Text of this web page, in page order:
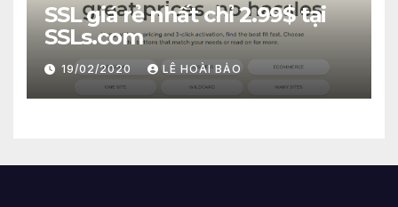
SSL giá rẻ nhất chỉ 2.99$ tại
SSLs.com
19/02/2020 LÊ HOÀI BẢO